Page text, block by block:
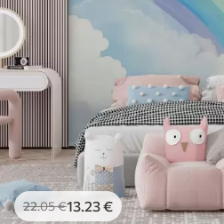
22.05€13 .23€